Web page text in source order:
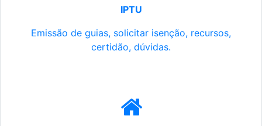
IPTU
Emissão de guias, solicitar isenção, recursos,
certidão, dúvidas.